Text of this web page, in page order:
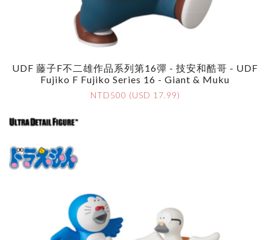
UDF 藤子F不二雄作品系列第16彈 - 技安和酷哥 - UDF
Fujiko F Fujiko Series 16 - Giant & Muku
NTD500 (USD 17.99)